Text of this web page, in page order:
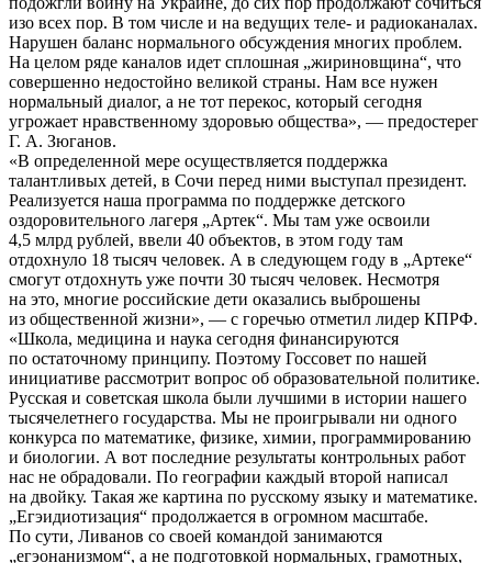
изо всех пор. В том числе и на ведущих теле- и радиоканалах.
Нарушен баланс нормального обсуждения многих проблем.
На целом ряде каналов идет сплошная „жириновщина“, что
совершенно недостойно великой страны. Нам все нужен
нормальный диалог, а не тот перекос, который сегодня
угрожает нравственному здоровью общества», — предостерег
Г. А. Зюганов.
«В определенной мере осуществляется поддержка
талантливых детей, в Сочи перед ними выступал президент.
Реализуется наша программа по поддержке детского
оздоровительного лагеря „Артек“. Мы там уже освоили
4,5 млрд рублей, ввели 40 объектов, в этом году там
отдохнуло 18 тысяч человек. А в следующем году в „Артеке“
смогут отдохнуть уже почти 30 тысяч человек. Несмотря
на это, многие российские дети оказались выброшены
из общественной жизни», — с горечью отметил лидер КПРФ.
«Школа, медицина и наука сегодня финансируются
по остаточному принципу. Поэтому Госсовет по нашей
инициативе рассмотрит вопрос об образовательной политике.
Русская и советская школа были лучшими в истории нашего
тысячелетнего государства. Мы не проигрывали ни одного
конкурса по математике, физике, химии, программированию
и биологии. А вот последние результаты контрольных работ
нас не обрадовали. По географии каждый второй написал
на двойку. Такая же картина по русскому языку и математике.
„Егэидиотизация“ продолжается в огромном масштабе.
По сути, Ливанов со своей командой занимаются
„егэонанизмом“, а не подготовкой нормальных, грамотных,